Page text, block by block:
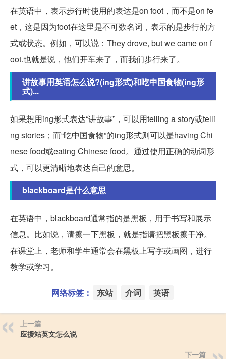
在英语中，表示步行时使用的表达是on foot，而不是on fe
et，这是因为foot在这里是不可数名词，表示的是步行的方
式或状态。例如，可以说：They drove, but we came on f
oot.也就是说，他们开车来了，而我们步行来了。
讲故事用英语怎么说?(ing形式)和吃中国食物(ing形
式)...
如果想用ing形式表达“讲故事”，可以用telling a story或telli
ng stories；而“吃中国食物”的ing形式则可以是having Chi
nese food或eating Chinese food。通过使用正确的动词形
式，可以更清晰地表达自己的意思。
blackboard是什么意思
在英语中，blackboard通常指的是黑板，用于书写和展示
信息。比如说，请擦一下黑板，就是指请把黑板擦干净。
在课堂上，老师和学生通常会在黑板上写字或画图，进行
教学或学习。
网络标签： 东站 介词 英语
上一篇
应援站英文怎么说
下一篇